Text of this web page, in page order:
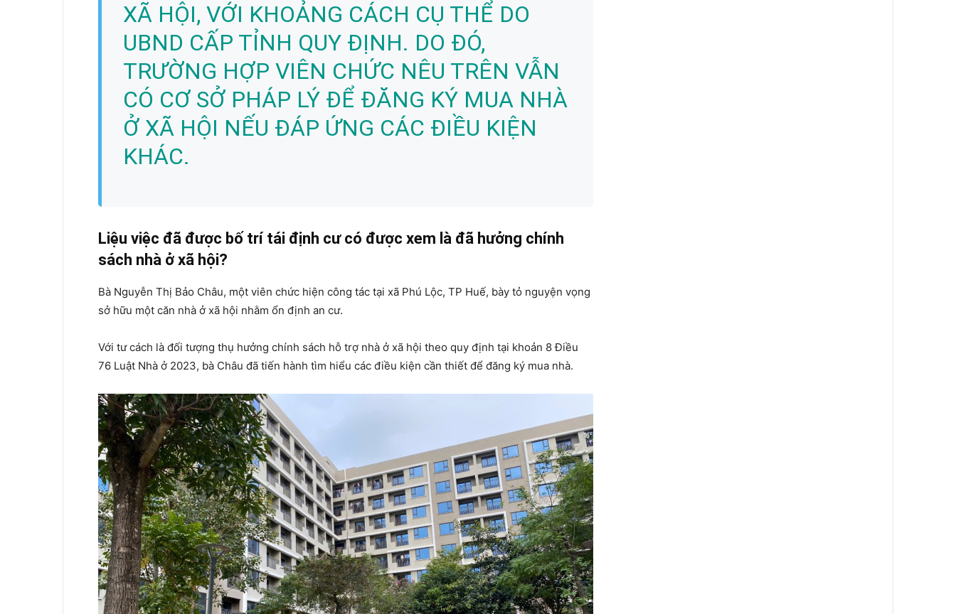
XÃ HỘI, VỚI KHOẢNG CÁCH CỤ THỂ DO
UBND CẤP TỈNH QUY ĐỊNH. DO ĐÓ,
TRƯỜNG HỢP VIÊN CHỨC NÊU TRÊN VẪN
CÓ CƠ SỞ PHÁP LÝ ĐỂ ĐĂNG KÝ MUA NHÀ
Ở XÃ HỘI NẾU ĐÁP ỨNG CÁC ĐIỀU KIỆN
KHÁC.
Liệu việc đã được bố trí tái định cư có được xem là đã hưởng chính
sách nhà ở xã hội?
Bà Nguyễn Thị Bảo Châu, một viên chức hiện công tác tại xã Phú Lộc, TP Huế, bày tỏ nguyện vọng
sở hữu một căn nhà ở xã hội nhằm ổn định an cư.
Với tư cách là đối tượng thụ hưởng chính sách hỗ trợ nhà ở xã hội theo quy định tại khoản 8 Điều
76 Luật Nhà ở 2023, bà Châu đã tiến hành tìm hiểu các điều kiện cần thiết để đăng ký mua nhà.